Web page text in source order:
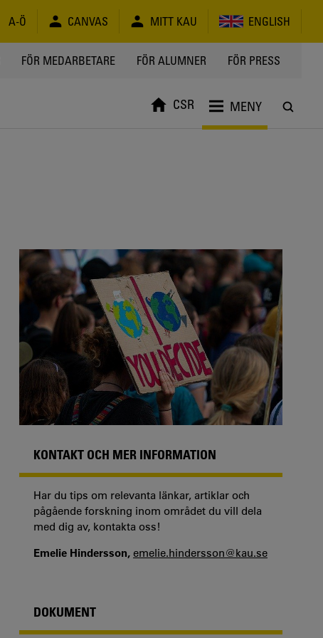
A-Ö CANVAS MITT KAU ENGLISH
FÖR MEDARBETARE FÖR ALUMNER FÖR PRESS
CSR MENY
KONTAKT OCH MER INFORMATION
Har du tips om relevanta länkar, artiklar och
pågående forskning inom området du vill dela
med dig av, kontakta oss!
Emelie Hindersson, emelie.hindersson@kau.se
DOKUMENT